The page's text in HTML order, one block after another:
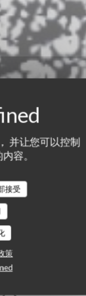
并让您可以控制
容。
接受
策